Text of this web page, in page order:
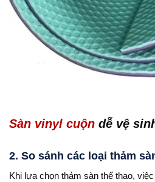
Sàn vinyl cuộn dễ vệ
2. So sánh các loại thảm
Khi lựa chọn thảm sàn thể thao,